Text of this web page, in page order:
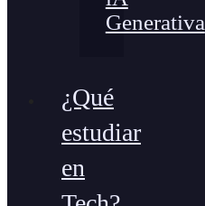
Generativa
¿Qué
estudiar
en